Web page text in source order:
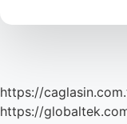
https://
https://